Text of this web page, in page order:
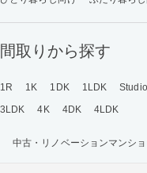
間取りから探す
1R 1K 1DK 1LDK Studio
3LDK
4K 4DK 4LDK
中古・リノベーションマンシ